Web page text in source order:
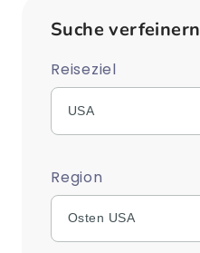
Suche verfeinern
Reiseziel
USA
Region
Osten USA